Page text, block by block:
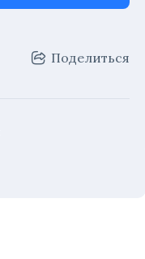
Поделиться